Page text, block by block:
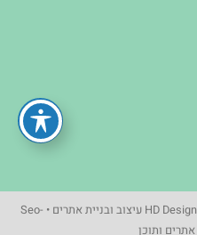
HD Design עיצוב ובניית אתרים •
Seo-